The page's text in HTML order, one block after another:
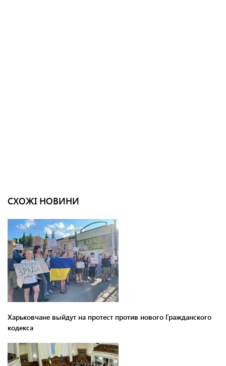
СХОЖІ НОВИНИ
Харьковчане выйдут на протест против нового Гражданского
кодекса